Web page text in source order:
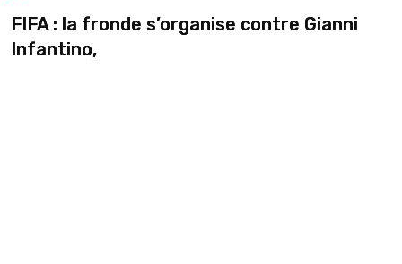
: la fronde s’organise contre Gianni